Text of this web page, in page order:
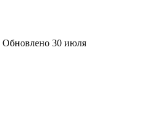
Обновлено 30 июля